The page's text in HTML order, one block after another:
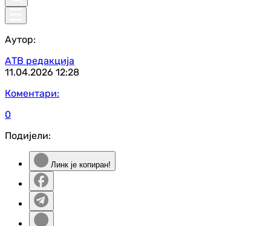
Аутор:
АТВ редакција
11.04.2026 12:28
Коментари:
0
Подијели:
Линк је копиран!